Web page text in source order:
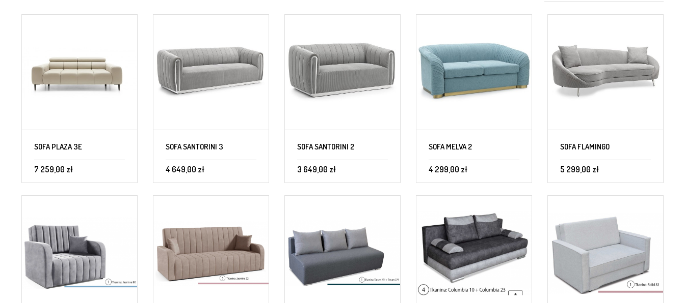
SOFA PLAZA 3E
7 259,00 zł
SOFA SANTORINI 3
4 649,00 zł
SOFA SANTORINI 2
3 649,00 zł
SOFA MELVA 2
4 299,00 zł
SOFA FLAMINGO
5 299,00 zł